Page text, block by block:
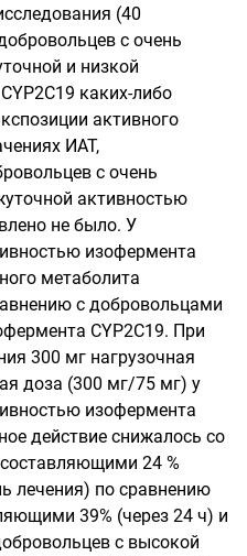
(40
с очень
и низкой
CYP2C19 каких-либо
активного
ИАТ,
с очень
активностью
не было. У
изофермента
метаболита
с добровольцами
CYP2C19. При
300 мг нагрузочная
доза (300 мг/75 мг) у
изофермента
действие снижалось со
24 %
лечения) по сравнению
39% (через 24 ч) и
с высокой